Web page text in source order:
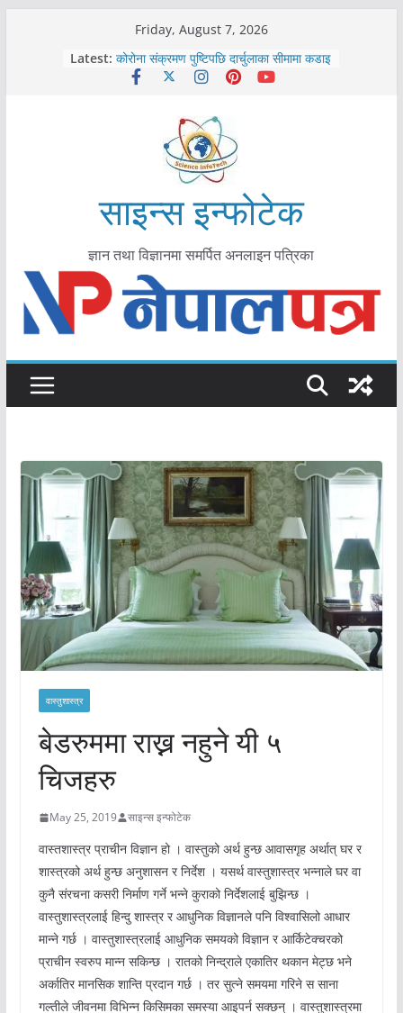
Friday, August 7, 2026
Latest:
काभ्रेपलाञ्चोकमा आयुर्वेद स्वास्थ्योपचारतर्फ
आकर्षण बढ्दै
कोरोना संक्रमण पुष्टिपछि दार्चुलाका सीमामा कडाइ
मकवानपुरमा खोरेत रोग विरुद्धको खोप लगाउन
आयुर्वेद चिकित्सा प्रणालीको भूमिका महत्वपूर्ण छ :
मुख्यमन्त्री शाह
साइन्स इन्फोटेक
ज्ञान तथा विज्ञानमा समर्पित अनलाइन पत्रिका
वास्तुशास्त्र
बेडरुममा राख्न नहुने यी ५
चिजहरु
May 25, 2019 साइन्स इन्फोटेक
वास्तशास्त्र प्राचीन विज्ञान हो । वास्तुको अर्थ हुन्छ आवासगृह अर्थात् घर र
शास्त्रको अर्थ हुन्छ अनुशासन र निर्देश । यसर्थ वास्तुशास्त्र भन्नाले घर वा
कुनै संरचना कसरी निर्माण गर्ने भन्ने कुराको निर्देशलाई बुझिन्छ ।
वास्तुशास्त्रलाई हिन्दु शास्त्र र आधुनिक विज्ञानले पनि विश्वासिलो आधार
मान्ने गर्छ । वास्तुशास्त्रलाई आधुनिक समयको विज्ञान र आर्किटेक्चरको
प्राचीन स्वरुप मान्न सकिन्छ । रातको निन्द्राले एकातिर थकान मेट्छ भने
अर्कातिर मानसिक शान्ति प्रदान गर्छ । तर सुत्ने समयमा गरिने स साना
गल्तीले जीवनमा विभिन्न किसिमका समस्या आइपर्न सक्छन् । वास्तुशास्त्रमा